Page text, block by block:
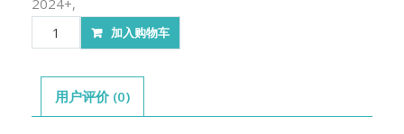
74ALVC164245DL
数
加入购物车
用户评价 (0)